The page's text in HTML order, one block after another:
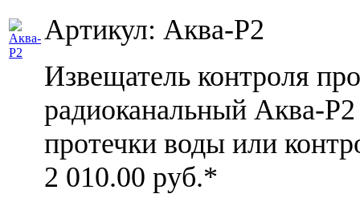
Артикул: Аква-Р2
Извещатель контроля
радиоканальный Аква-
протечки воды или
2 010.00 руб.*